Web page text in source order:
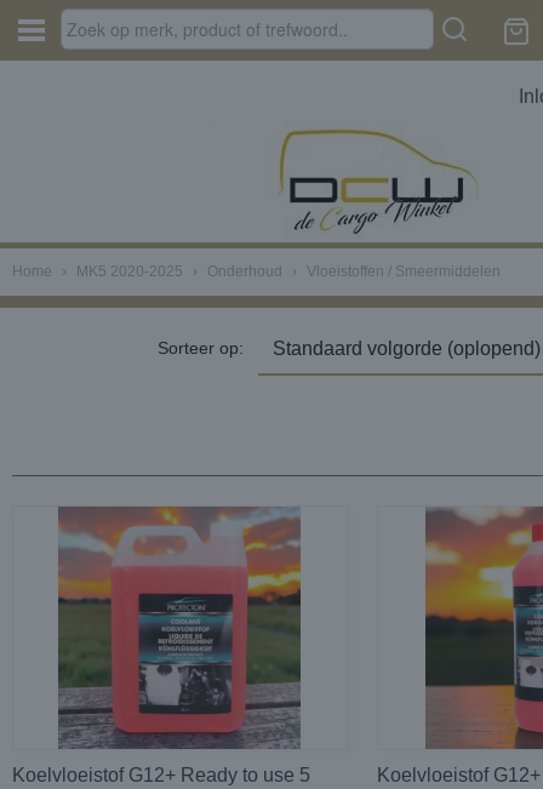
Home › MK5 2020-2025 › Onderhoud › Vloeistoffen / Smeermiddelen
Sorteer op:
Koelvloeistof G12+ Ready to use 5
Koelvloeistof